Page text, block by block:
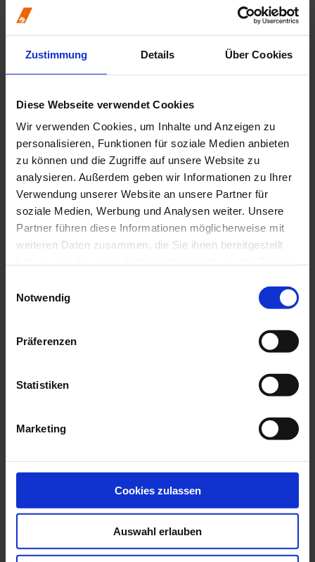
Zustimmung Details Über Cookies
Diese Webseite verwendet Cookies
Wir verwenden Cookies, um Inhalte und Anzeigen zu
personalisieren, Funktionen für soziale Medien anbieten
zu können und die Zugriffe auf unsere Website zu
analysieren. Außerdem geben wir Informationen zu Ihrer
Verwendung unserer Website an unsere Partner für
soziale Medien, Werbung und Analysen weiter. Unsere
Partner führen diese Informationen möglicherweise mit
weiteren Daten zusammen, die Sie ihnen bereitgestellt
Notwendig
Präferenzen
Statistiken
Marketing
Cookies zulassen
Auswahl erlauben
Handbuch der Zahnärztekammer Nordrhein
Medical Device Regulation (MDR)
Studium und Berufseinstieg
Famulatur
Praxiswissen und Behandlung
Alterszahnheilkunde
Behandlung bei ambulanter Vollnarkose
Behandlung von Asylbewerbern und
Geflüchteten
Behandlung von Kindern
Behandlung von Patienten mit HIV, HBV oder
HCV
Betäubungsmittel
Hilfe für Opfer von Gewalt: Forensischer
Berufsrecht
Aktuell: Kooperationen mit Aligner-Startups
Urteil des Bundesgerichtshofs: GOÄ und GOZ –
verbindliches Preisrecht auch für juristische
Wege in die Niederlassung
Ausbildung zur/zum ZFA
Allgemeine Informationen zur Ausbildung
Aktuelle Prüfungstermine
Ausbildungsverkürzung: Das müssen Zahnärzte